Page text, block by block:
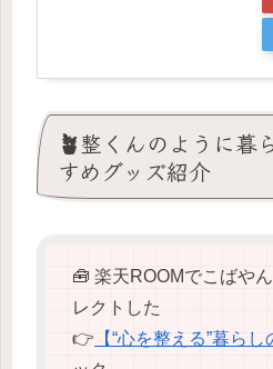
🪴整くんのように暮
すめグッズ紹介
🧰 楽天ROOMでこばや
レクトした
👉 【“心を整える”暮らし